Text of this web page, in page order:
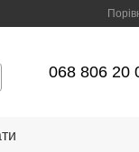
068 806 20